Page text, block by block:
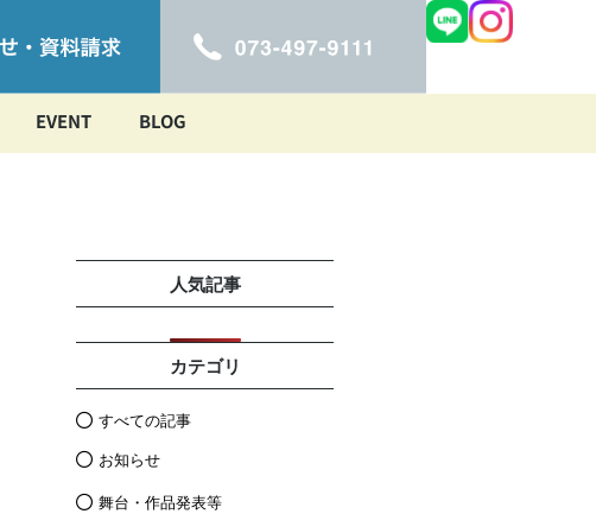
EVENT BLOG
人気記事
カテゴリ
すべての記事
お知らせ
舞台・作品発表等